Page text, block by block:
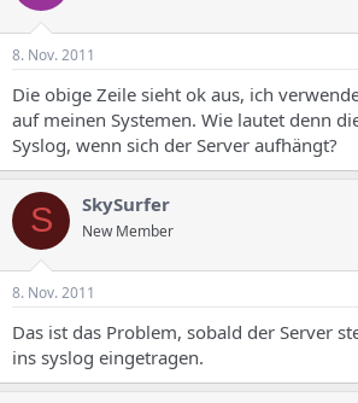
8. Nov. 2011
Die obige Zeile sieht ok aus, ich
auf meinen Systemen. Wie lautet denn
Syslog, wenn sich der Server aufhängt?
S SkySurfer
New Member
8. Nov. 2011
Das ist das Problem, sobald der Server
ins syslog eingetragen.